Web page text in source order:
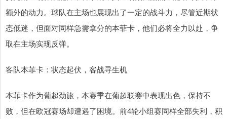
额外的动力。球队在主场也展现出了一定的战斗力，尽管近期状
态低迷，但面对同样急需拿分的本菲卡，他们必将全力以赴，争
取在主场实现反弹。
客队本菲卡：状态起伏，客战寻生机
本菲卡作为葡超劲旅，本赛季在葡超联赛中表现出色，保持不
败，但在欧冠赛场却遭遇了困境。前4轮小组赛同样全部失利，积